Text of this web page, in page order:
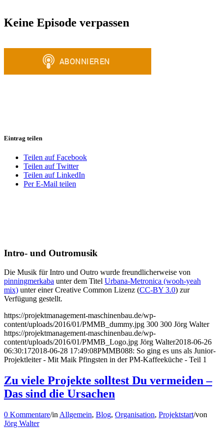
Keine Episode verpassen
Eintrag teilen
Teilen auf Facebook
Teilen auf Twitter
Teilen auf LinkedIn
Per E-Mail teilen
Intro- und Outromusik
Die Musik für Intro und Outro wurde freundlicherweise von
pinningmerkaba unter dem Titel Urbana-Metronica (wooh-yeah
mix) unter einer Creative Common Lizenz (CC-BY 3.0) zur
Verfügung gestellt.
https://projektmanagement-maschinenbau.de/wp-
content/uploads/2016/01/PMMB_dummy.jpg 300 300 Jörg Walter
https://projektmanagement-maschinenbau.de/wp-
content/uploads/2016/01/PMMB_Logo.jpg Jörg Walter2018-06-26
06:30:172018-06-28 17:49:08PMMB088: So ging es uns als Junior-
Projektleiter - Mit Maik Pfingsten in der PM-Kaffeeküche - Teil 1
Zu viele Projekte solltest Du vermeiden –
Das sind die Ursachen
0 Kommentare/in Allgemein, Blog, Organisation, Projektstart/von
Jörg Walter